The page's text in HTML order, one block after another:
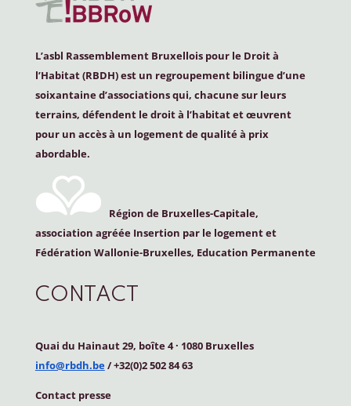
L’asbl Rassemblement Bruxellois pour le Droit à
l’Habitat (RBDH) est un regroupement bilingue d’une
soixantaine d’associations qui, chacune sur leurs
terrains, défendent le droit à l’habitat et œuvrent
pour un accès à un logement de qualité à prix
abordable.
Région de Bruxelles-Capitale,
association agréée Insertion par le logement et
Fédération Wallonie-Bruxelles, Education Permanente
CONTACT
Quai du Hainaut 29, boîte 4· 1080 Bruxelles
info@rbdh.be/ +32(0)2 502 84 63
Contact presse